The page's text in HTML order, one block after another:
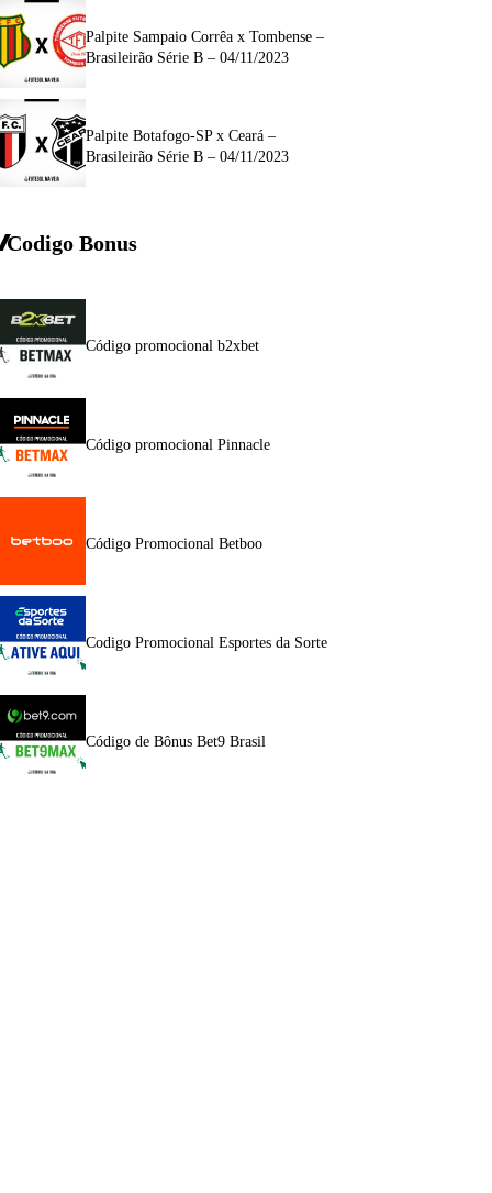
Palpite Sampaio Corrêa x Tombense –
Brasileirão Série B – 04/11/2023
Palpite Botafogo-SP x Ceará –
Brasileirão Série B – 04/11/2023
Codigo Bonus
Código promocional b2xbet
Código promocional Pinnacle
Código Promocional Betboo
Codigo Promocional Esportes da Sorte
Código de Bônus Bet9 Brasil